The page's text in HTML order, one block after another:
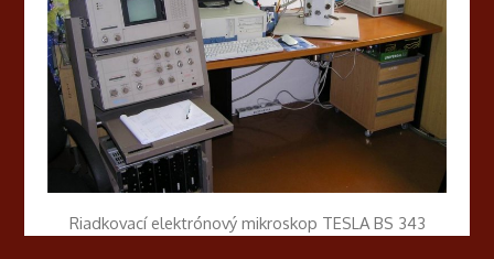
Riadkovací elektrónový mikroskop TESLA BS 343